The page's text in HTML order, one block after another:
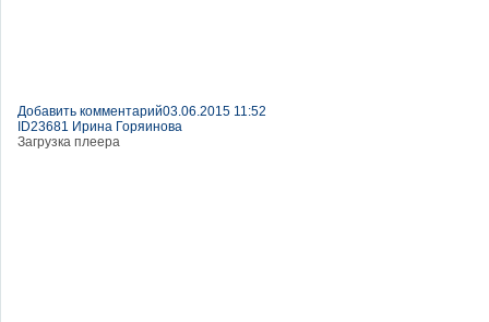
Добавить комментарий03.06.2015 11:52
ID23681 Ирина Горяинова
Загрузка плеера